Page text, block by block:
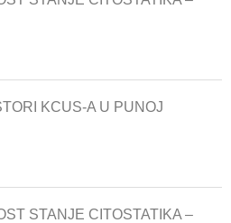
KCUS-A U PUNOJ
STANJE CITOSTATIKA –